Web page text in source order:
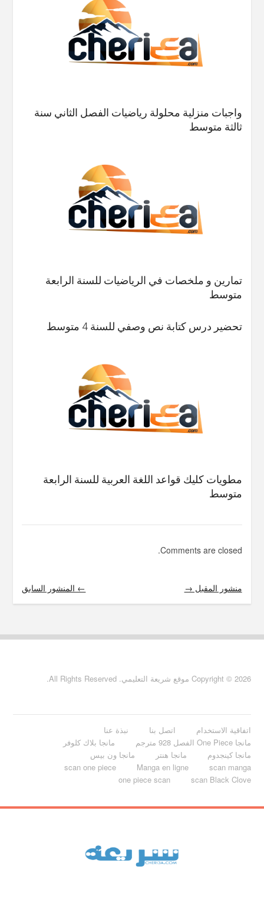
واجبات منزلية محلولة رياضيات الفصل الثاني سنة
ثالثة متوسط
تمارين و ملخصات في الرياضيات للسنة الرابعة
متوسط
تحضير درس كتابة نص وصفي للسنة 4 متوسط
مطويات كليك قواعد اللغة العربية للسنة الرابعة
متوسط
Comments are closed.
← المنشور السابق منشور المقبل →
Copyright © 2026 موقع شريعة التعليمي. All Rights Reserved.
اتفاقية الاستخدام اتصل بنا
نبذة عنا
مانجا One Piece الفصل 928 مترجم
مانجا بلاك كلوفر
مانجا كينجدوم
مانجا هنتر
مانجا ون بيس
scan manga
Manga en ligne
scan one piece
scan Black Clove
one piece scan